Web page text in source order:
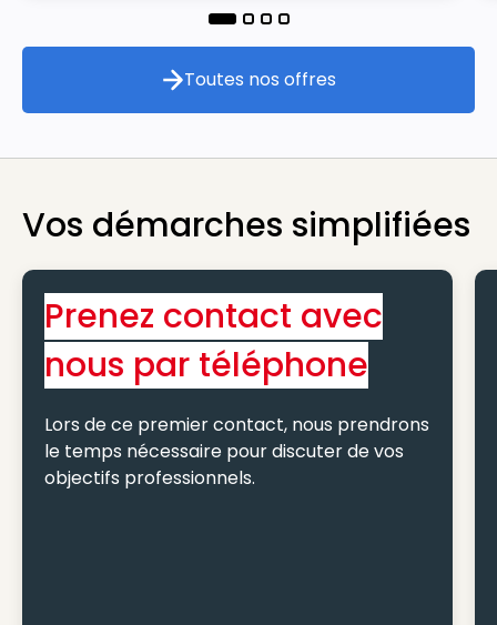
Toutes nos offres
Toutes nos offres
Vos démarches simplifiées
Prenez contact avec
nous par téléphone
Lors de ce premier contact, nous prendrons
le temps nécessaire pour discuter de vos
objectifs professionnels.